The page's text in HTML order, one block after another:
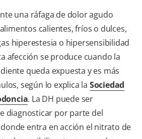
una ráfaga de dolor agudo
calientes, fríos o dulces,
hiperestesia o hipersensibilidad
afección se produce cuando la
queda expuesta y es más
según lo explica la Sociedad
. La DH puede ser
diagnosticar por parte del
entra en acción el nitrato de